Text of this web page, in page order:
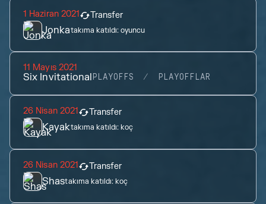
1 Haziran 2021 Transfer
Jonkatakıma katıldı:oyuncu
11 Mayıs 2021
Six InvitationalPLAYOFFS PLAYOFFLAR
26 Nisan 2021 Transfer
Kayaktakıma katıldı:koç
26 Nisan 2021 Transfer
Shastakıma katıldı: koç